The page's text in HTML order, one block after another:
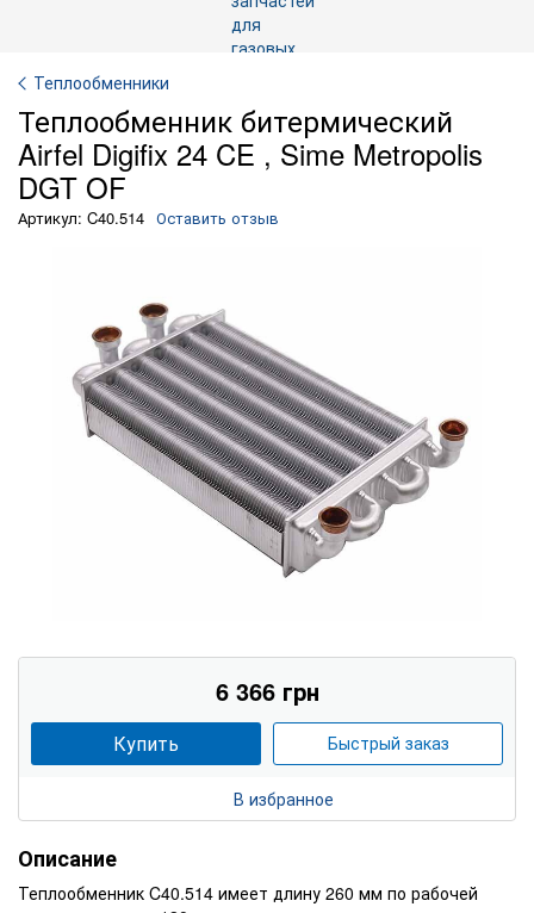
Теплообменники
Теплообменник битермический
Airfel Digifix 24 CE , Sime Metropolis
DGT OF
Артикул: C40.514 Оставить отзыв
6 366 грн
Купить Быстрый заказ
В избранное
Описание
Теплообменник C40.514 имеет длину 260 мм по рабочей